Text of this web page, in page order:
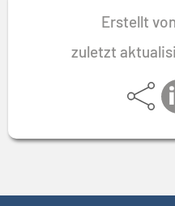
Denk- und
Erstellt
zuletzt